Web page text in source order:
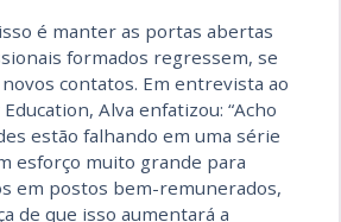
é manter as portas abertas
formados regressem, se
contatos. Em entrevista ao
Alva enfatizou: “Acho
estão falhando em uma série
esforço muito grande para
em postos bem-remunerados,
de que isso aumentará a